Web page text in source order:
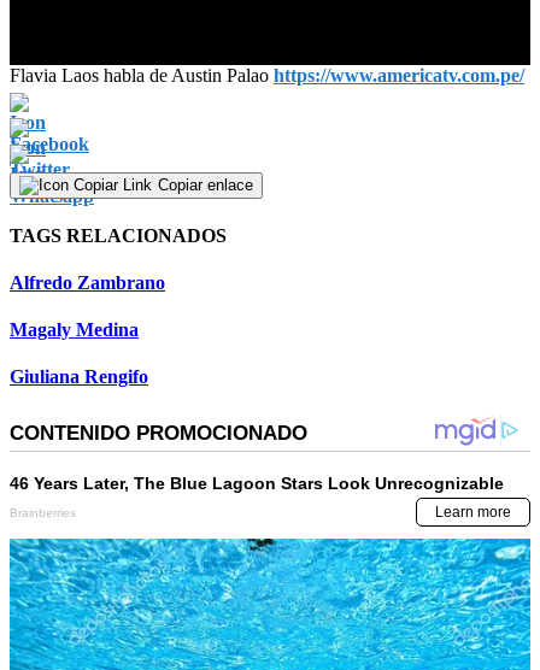
0
seconds
of
0
seconds
Flavia Laos habla de Austin Palao https://www.americatv.com.pe/
Copiar enlace
TAGS RELACIONADOS
Alfredo Zambrano
Magaly Medina
Giuliana Rengifo